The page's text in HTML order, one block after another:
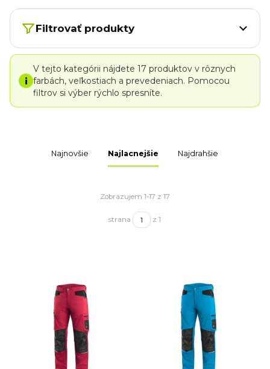
Filtrovať produkty
i
V tejto kategórii nájdete 17 produktov v rôznych
farbách, veľkostiach a prevedeniach. Pomocou
filtrov si výber rýchlo spresníte.
Najnovšie Najlacnejšie Najdrahšie
Zobrazujem 1-17 z 17
strana z 1